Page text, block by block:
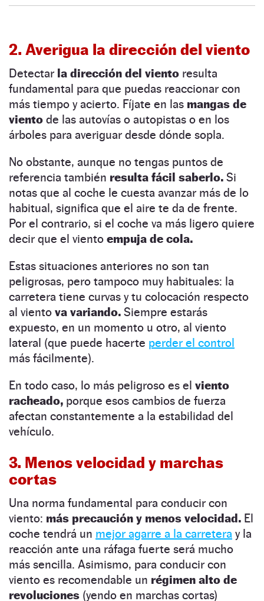
2. Averigua la dirección del viento
Detectar la dirección del viento resulta
fundamental para que puedas reaccionar con
más tiempo y acierto. Fíjate en las mangas de
viento de las autovías o autopistas o en los
árboles para averiguar desde dónde sopla.
No obstante, aunque no tengas puntos de
referencia también resulta fácil saberlo. Si
notas que al coche le cuesta avanzar más de lo
habitual, significa que el aire te da de frente.
Por el contrario, si el coche va más ligero quiere
decir que el viento empuja de cola.
Estas situaciones anteriores no son tan
peligrosas, pero tampoco muy habituales: la
carretera tiene curvas y tu colocación respecto
al viento va variando. Siempre estarás
expuesto, en un momento u otro, al viento
lateral (que puede hacerte perder el control
más fácilmente).
En todo caso, lo más peligroso es el viento
racheado, porque esos cambios de fuerza
afectan constantemente a la estabilidad del
vehículo.
3. Menos velocidad y marchas
cortas
Una norma fundamental para conducir con
viento: más precaución y menos velocidad. El
coche tendrá un mejor agarre a la carretera y la
reacción ante una ráfaga fuerte será mucho
más sencilla. Asimismo, para conducir con
viento es recomendable un régimen alto de
revoluciones (yendo en marchas cortas)